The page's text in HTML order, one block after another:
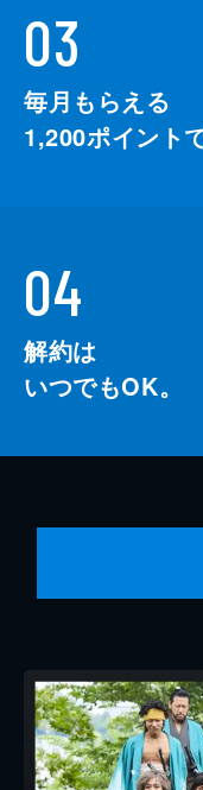
03
毎月もらえる
1,200ポイント
04
解約は
いつでもOK。